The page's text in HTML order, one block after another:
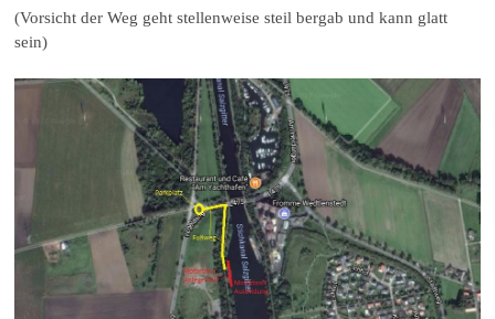
(Vorsicht der Weg geht stellenweise steil bergab und kann glatt
sein)